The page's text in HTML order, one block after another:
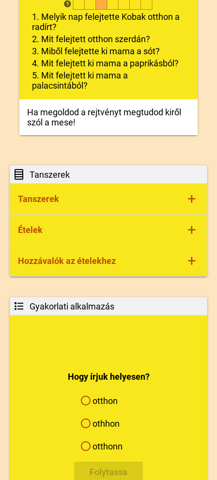
5
1. Melyik nap felejtette Kobak otthon a
radírt?
2. Mit felejtett otthon szerdán?
3. Miből felejtette ki mama a sót?
4. Mit felejtett ki mama a paprikásból?
5. Mit felejtett ki mama a
palacsintából?
Ha megoldod a rejtvényt megtudod kiről
szól a mese!
Tanszerek
Tanszerek +
- ceruza
- radír
- vonalzó
- számtanfüzet
- nyelvtankönyv
Ételek +
- leves
- paprikás
- palacsinta
- vajas kenyér
Hozzávalók az ételekhez +
- paprika
- lekvár
- hús
Gyakorlati alkalmazás
Hogy írjuk helyesen?
otthon
othhon
otthonn
Folytassa